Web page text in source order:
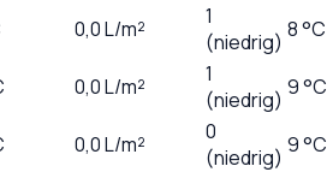
0,0L/m²
1
(niedrig) 8 °C
0,0L/m²
1
(niedrig) 9 °C
0,0L/m²
0
(niedrig) 9 °C